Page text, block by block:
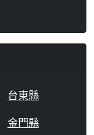
台東縣
金門縣